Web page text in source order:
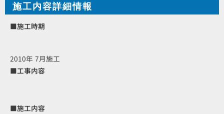
施工内容詳細情報
■施工時期
2010年 7月施工
■工事内容
■施工内容